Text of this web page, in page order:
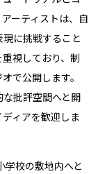
ーティストは、自
に挑戦すること
視しており、制
で公開します。
批評空間へと開
ィアを歓迎しま
学校の敷地内へと